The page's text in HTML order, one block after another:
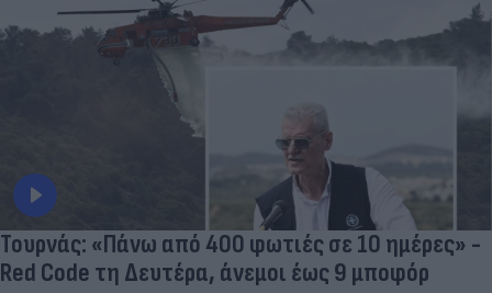
Τουρνάς: «Πάνω από 400 φωτιές σε 10 ημέρες» -
Red Code τη Δευτέρα, άνεμοι έως 9 μποφόρ